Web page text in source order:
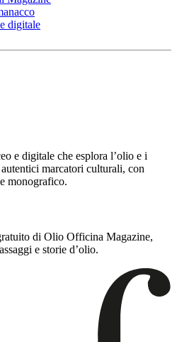
digitale
e digitale che esplora l’olio e i
marcatori culturali, con
monografico.
di Olio Officina Magazine,
e storie d’olio.